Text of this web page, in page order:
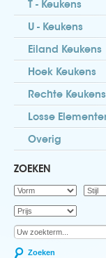
T - Keukens
U - Keukens
Eiland Keukens
Hoek Keukens
Rechte Keukens
Losse
Overig
ZOEKEN
Zoeken